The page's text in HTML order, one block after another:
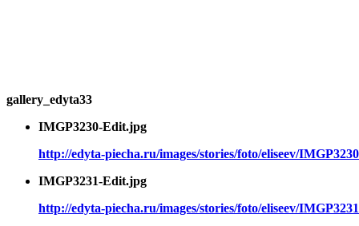
gallery_edyta33
IMGP3230-Edit.jpg
http://edyta-piecha.ru/images/stories/foto/eliseev/
IMGP3231-Edit.jpg
http://edyta-piecha.ru/images/stories/foto/eliseev/